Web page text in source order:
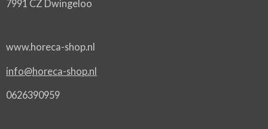
7991 CZ Dwingeloo
www.horeca-shop.nl
info@horeca-shop.nl
0626390959